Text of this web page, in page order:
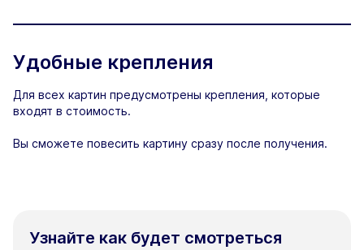
Удобные крепления
Для всех картин предусмотрены крепления, которые
входят в стоимость.
Вы сможете повесить картину сразу после получения.
Узнайте как будет смотреться